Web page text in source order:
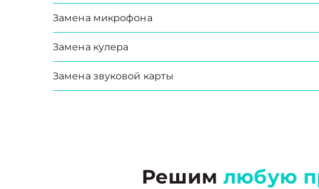
Замена микрофона
Замена кулера
Замена звуковой карты
Решим любую